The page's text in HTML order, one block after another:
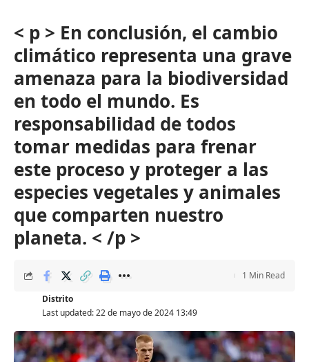
< p > En conclusión, el cambio
climático representa una grave
amenaza para la biodiversidad
en todo el mundo. Es
responsabilidad de todos
tomar medidas para frenar
este proceso y proteger a las
especies vegetales y animales
que comparten nuestro
planeta. < /p >
Last updated: 22 de mayo de 2024 13:49
Distrito
1 Min Read